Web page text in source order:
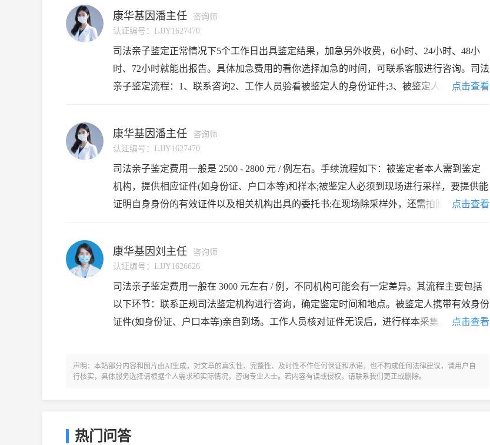
康华基因潘主任
咨询师
认证编号：
LJJY1627470
司法亲子鉴定正常情况下5个工作日出具鉴定结果，加急另外收费，6小时、24小时、48小
时、72小时就能出报告。具体加急费用的看你选择加急的时间，可联系客服进行咨询。司法
亲子鉴定流程：1、联系咨询2、工作人员验看被鉴定人的身份证件;3、被鉴定人仔细阅读和
点击查看
康华基因潘主任
咨询师
认证编号：
LJJY1627470
司法亲子鉴定费用一般是 2500 - 2800 元 / 例左右。手续流程如下：被鉴定者本人需到鉴定
机构，提供相应证件(如身份证、户口本等)和样本;被鉴定人必须到现场进行采样，要提供能
证明自身身份的有效证件以及相关机构出具的委托书;在现场除采样外，还需拍照留证。司
点击查看
康华基因刘主任
咨询师
认证编号：
LJJY1626626
司法亲子鉴定费用一般在 3000 元左右 / 例，不同机构可能会有一定差异。其流程主要包括
以下环节：联系正规司法鉴定机构进行咨询，确定鉴定时间和地点。被鉴定人携带有效身份
证件(如身份证、户口本等)亲自到场。工作人员核对证件无误后，进行样本采集，通常采集
点击查看
声明：本站部分内容和图片由AI生成，对文章的真实性、完整性、及时性不作任何保证和承诺，也不构成任何法律建议，请用户自
行核实，具体服务选择请根据个人需求和实际情况，咨询专业人士。若内容有误或侵权，请联系我们更正或删除。
热门问答